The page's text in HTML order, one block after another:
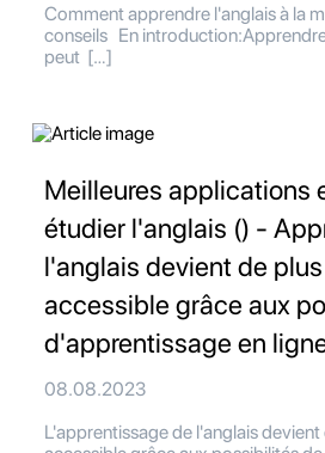
Comment apprendre l'anglais à la
conseils En
peut […]
Meilleures applications
étudier l'anglais () -
l'anglais devient de
accessible grâce aux
d'apprentissage en
08.08.2023
L'apprentissage de l'anglais devient